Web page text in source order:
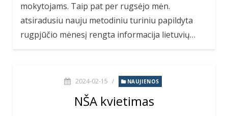
mokytojams. Taip pat per rugsėjo mėn.
atsiradusiu nauju metodiniu turiniu papildyta
rugpjūčio mėnesį rengta informacija lietuvių…
2024-02-15 / NAUJIENOS
NŠA kvietimas